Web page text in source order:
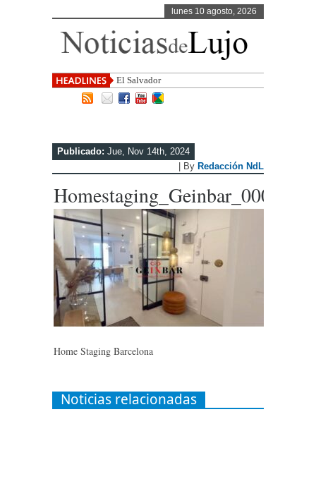
lunes 10 agosto, 2026
El Salvador, uno de los destinos c
Publicado: Jue, Nov 14th, 2024
| By Redacción NdL
Homestaging_Geinbar_0006
Home Staging Barcelona
Noticias relacionadas